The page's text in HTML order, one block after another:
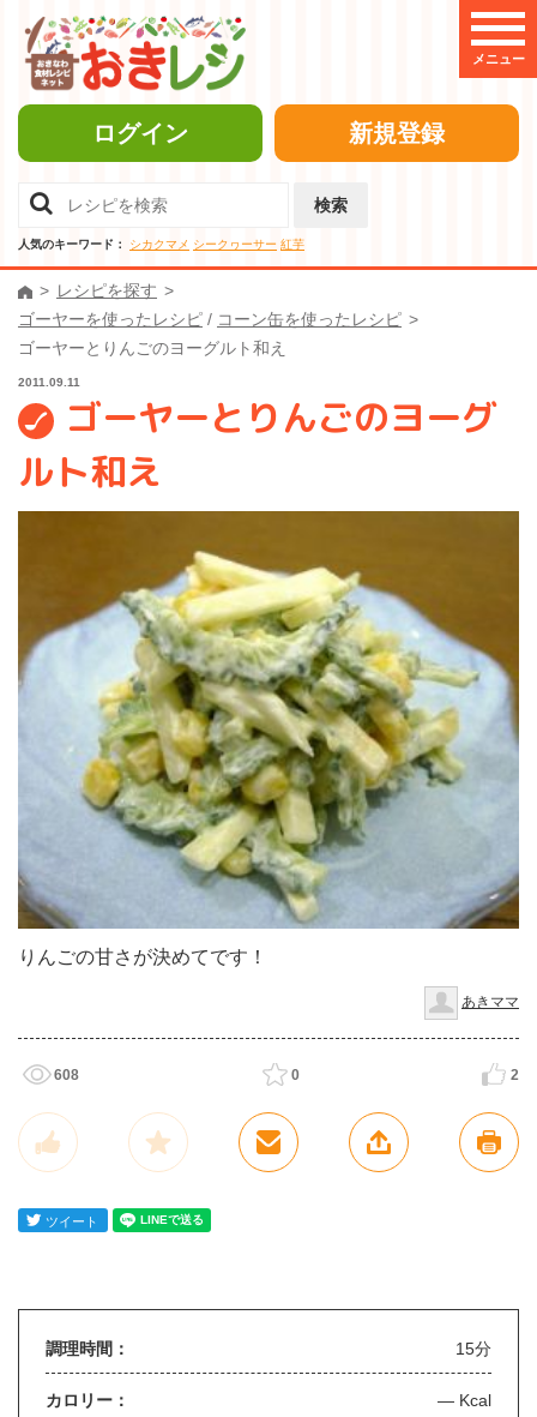
メニュー
ログイン 新規登録
検索
人気のキーワード： シカクマメ シークヮーサー 紅芋
レシピを探す
ゴーヤーを使ったレシピ / コーン缶を使ったレシピ
ゴーヤーとりんごのヨーグルト和え
2011.09.11
ゴーヤーとりんごのヨーグ
ルト和え
りんごの甘さが決めてです！
あきママ
608 0 2
調理時間： 15分
カロリー： — Kcal